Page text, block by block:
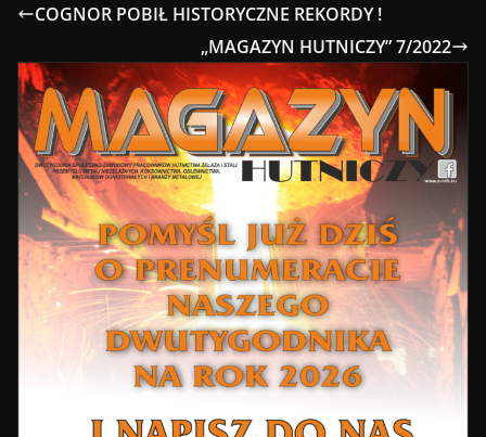
COGNOR POBIŁ HISTORYCZNE REKORDY !
„MAGAZYN HUTNICZY” 7/2022